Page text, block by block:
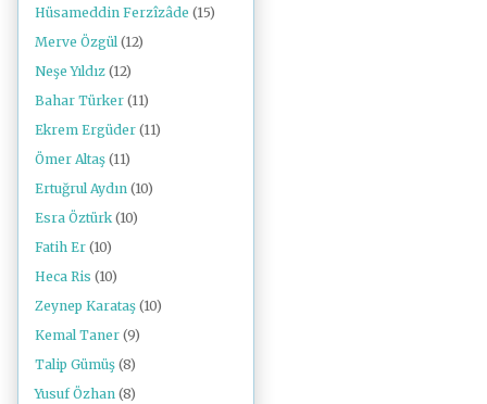
Hüsameddin Ferzîzâde (15)
Merve Özgül (12)
Neşe Yıldız (12)
Bahar Türker (11)
Ekrem Ergüder (11)
Ömer Altaş (11)
Ertuğrul Aydın (10)
Esra Öztürk (10)
Fatih Er (10)
Heca Ris (10)
Zeynep Karataş (10)
Kemal Taner (9)
Talip Gümüş (8)
Yusuf Özhan (8)